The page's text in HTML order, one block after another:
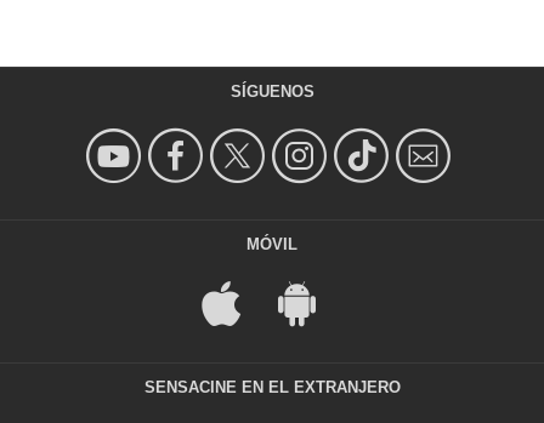
SÍGUENOS
MÓVIL
SENSACINE EN EL EXTRANJERO